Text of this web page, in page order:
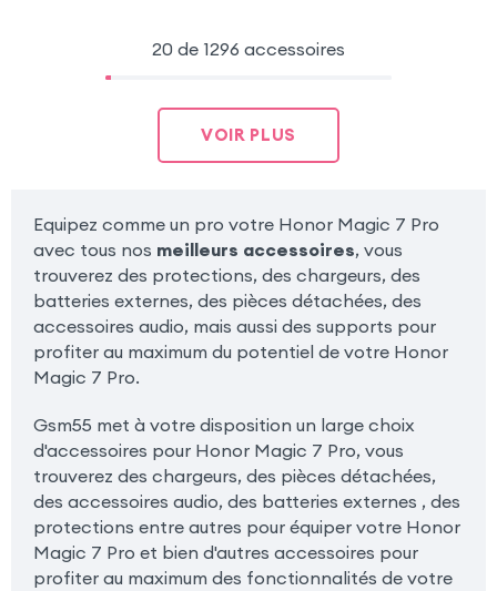
20 de 1296 accessoires
VOIR PLUS
Equipez comme un pro votre Honor Magic 7 Pro
avec tous nos meilleurs accessoires, vous
trouverez des protections, des chargeurs, des
batteries externes, des pièces détachées, des
accessoires audio, mais aussi des supports pour
profiter au maximum du potentiel de votre Honor
Magic 7 Pro.
Gsm55 met à votre disposition un large choix
d'accessoires pour Honor Magic 7 Pro, vous
trouverez des chargeurs, des pièces détachées,
des accessoires audio, des batteries externes , des
protections entre autres pour équiper votre Honor
Magic 7 Pro et bien d'autres accessoires pour
profiter au maximum des fonctionnalités de votre